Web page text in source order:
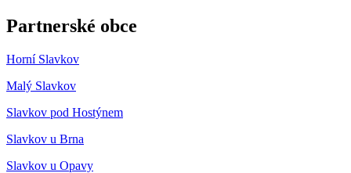
Partnerské obce
Horní Slavkov
Malý Slavkov
Slavkov pod Hostýnem
Slavkov u Brna
Slavkov u Opavy